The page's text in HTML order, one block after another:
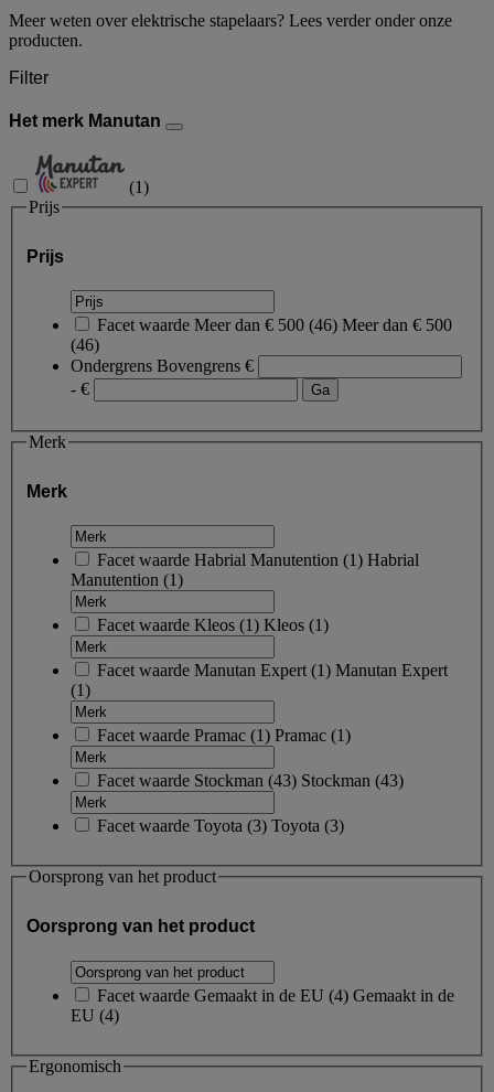
Meer weten over elektrische stapelaars? Lees verder onder onze
producten.
Filter
Het merk Manutan
(1)
Prijs
Prijs
Facet waarde Meer dan € 500 (46) Meer dan € 500
(46)
Ondergrens Bovengrens €
- €
Merk
Merk
Facet waarde Habrial Manutention (1) Habrial
Manutention (1)
Facet waarde Kleos (1) Kleos (1)
Facet waarde Manutan Expert(1) Manutan Expert
(1)
Facet waarde Pramac (1) Pramac (1)
Facet waarde Stockman (43) Stockman (43)
Facet waarde Toyota (3) Toyota (3)
Oorsprong van het product
Oorsprong van het product
Facet waarde Gemaakt in de EU (4) Gemaakt in de
EU (4)
Ergonomisch